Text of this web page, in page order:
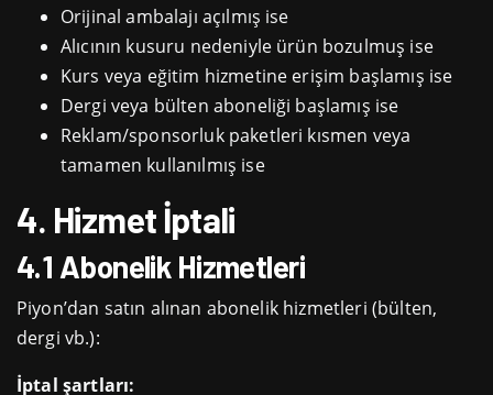
Orijinal ambalajı açılmış ise
Alıcının kusuru nedeniyle ürün bozulmuş ise
Kurs veya eğitim hizmetine erişim başlamış ise
Dergi veya bülten aboneliği başlamış ise
Reklam/sponsorluk paketleri kısmen veya
tamamen kullanılmış ise
4. Hizmet İptali
4.1 Abonelik Hizmetleri
Piyon’dan satın alınan abonelik hizmetleri (bülten,
dergi vb.):
İptal şartları: